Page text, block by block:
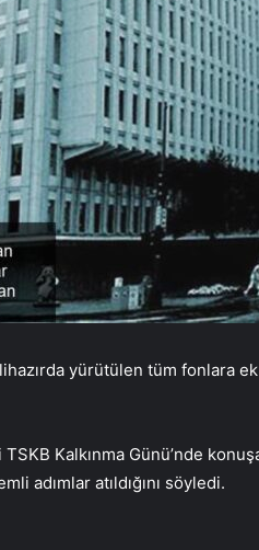
yürütülen tüm fonlara
Kalkınma Günü’nde
adımlar atıldığını söyledi.